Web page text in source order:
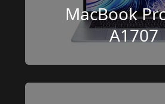
MacBook
A1707